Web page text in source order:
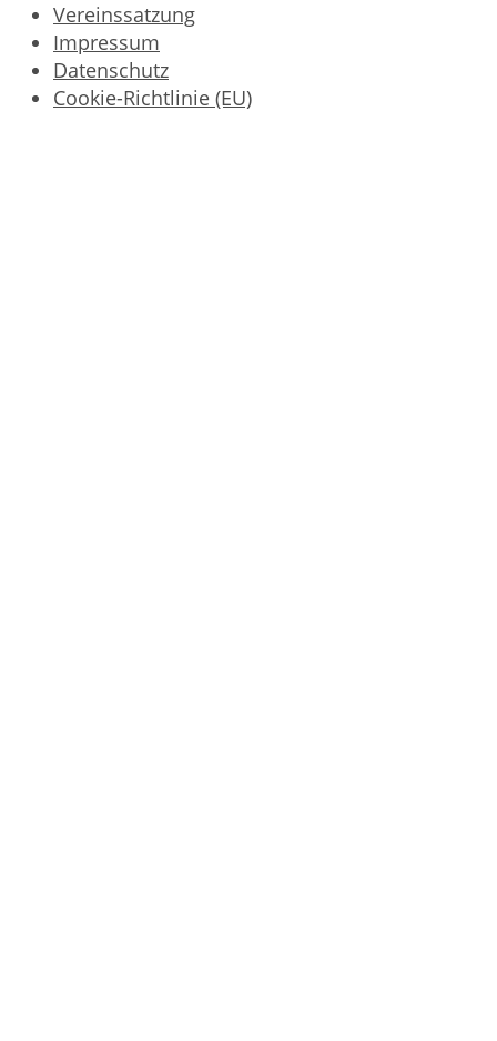
Vereinssatzung
Impressum
Datenschutz
Cookie-Richtlinie (EU)